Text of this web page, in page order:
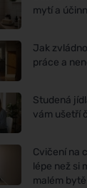
mytí a
Jak
práce a
Studená
vám ušetří
Cvičení na
lépe než si
malém bytě